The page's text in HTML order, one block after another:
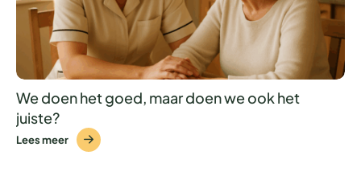
We doen het goed, maar doen we ook het
juiste?
Lees meer